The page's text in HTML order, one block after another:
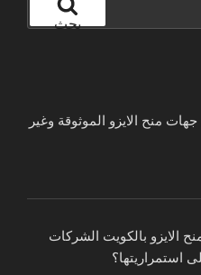
بحث
جهات منح الايزو الموثوقة وغير
الايزو بالكويت الشركات
استمراريتها؟